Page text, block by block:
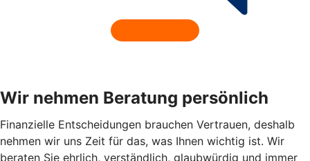
Wir nehmen Beratung persönlich
Finanzielle Entscheidungen brauchen Vertrauen, deshalb
nehmen wir uns Zeit für das, was Ihnen wichtig ist. Wir
beraten Sie ehrlich, verständlich, glaubwürdig und immer